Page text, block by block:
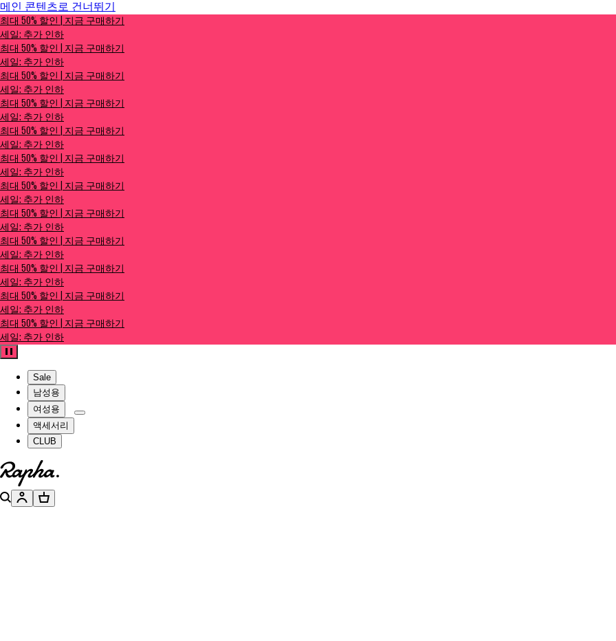
메인 콘텐츠로 건너뛰기
최대 50% 할인 | 지금 구매하기
세일: 추가 인하
최대 50% 할인 | 지금 구매하기
세일: 추가 인하
최대 50% 할인 | 지금 구매하기
세일: 추가 인하
최대 50% 할인 | 지금 구매하기
세일: 추가 인하
최대 50% 할인 | 지금 구매하기
세일: 추가 인하
최대 50% 할인 | 지금 구매하기
세일: 추가 인하
최대 50% 할인 | 지금 구매하기
세일: 추가 인하
최대 50% 할인 | 지금 구매하기
세일: 추가 인하
최대 50% 할인 | 지금 구매하기
세일: 추가 인하
최대 50% 할인 | 지금 구매하기
세일: 추가 인하
최대 50% 할인 | 지금 구매하기
세일: 추가 인하
최대 50% 할인 | 지금 구매하기
세일: 추가 인하
최대 50% 할인 | 지금 구매하기
세일: 추가 인하
Sale
남성용
여성용
액세서리
CLUB
홈페이지로 이동하기
검색계정 장바구니